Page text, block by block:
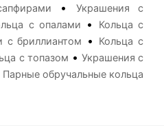
•
Украшения с
с опалами •
Кольца с
с бриллиантом •
Кольца с
с топазом • Украшения с
Парные обручальные кольца